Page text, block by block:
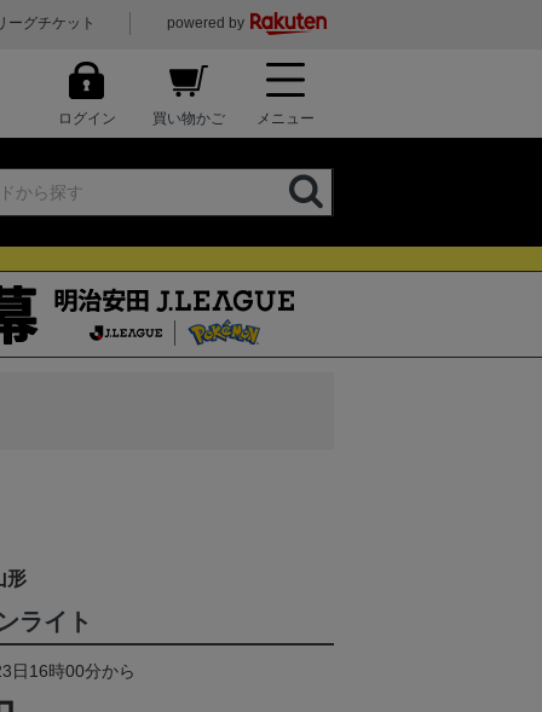
ーグチケット powered by
ログイン 買い物かご メニュー
形
ライト
日16時00分から